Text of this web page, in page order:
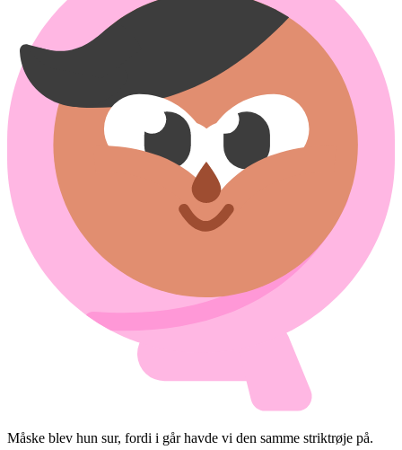
Måske blev hun sur, fordi i går havde vi den samme striktrøje på.